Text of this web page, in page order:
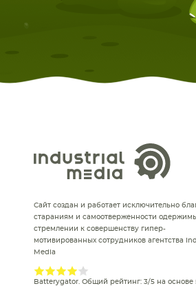
Сайт создан и работает исключительно
стараниям и самоотверженности
стремлении к совершенству гипер-
мотивированных сотрудников агентства
Media
Batterygator. Общий рейтинг: 3/5 на основе